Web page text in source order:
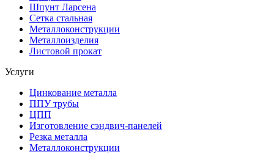
Шпунт Ларсена
Сетка стальная
Металлоконструкции
Металлоизделия
Листовой прокат
Услуги
Цинкование металла
ППУ трубы
ЦПП
Изготовление сэндвич-панелей
Резка металла
Металлоконструкции